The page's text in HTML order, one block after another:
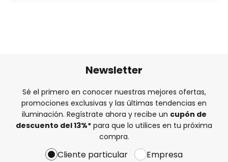
Newsletter
Sé el primero en conocer nuestras mejores ofertas,
promociones exclusivas y las últimas tendencias en
iluminación. Regístrate ahora y recibe un cupón de
descuento del13%* para que lo utilices en tu próxima
compra.
Cliente particular Empresa